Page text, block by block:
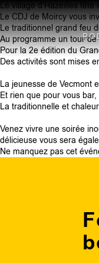
Le village d’Hazeilles
Le CDJ de Moircy vous
Le traditionnel grand feu
Au programme un tour
Pour la 2e édition du
Des activités sont mises
La jeunesse de Vecmont
Et rien que pour vous
La traditionnelle et
Venez vivre une soirée
délicieuse vous sera
Ne manquez pas cet